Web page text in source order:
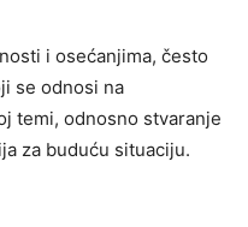
i osećanjima, često
se odnosi na
temi, odnosno stvaranje
za buduću situaciju.